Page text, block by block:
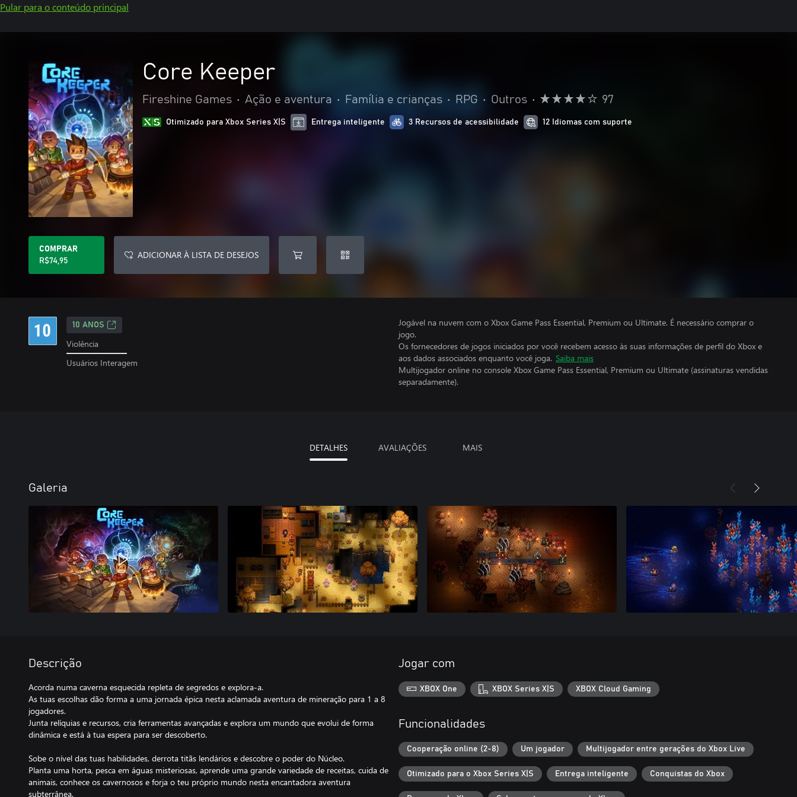
Pular para o conteúdo principal
Core Keeper
Fireshine Games • Ação e aventura • Família e crianças • RPG • Outros • 97
Otimizado para Xbox Series X|S Entrega inteligente 3 Recursos de acessibilidade 12 Idiomas com suporte
COMPRAR
R$74,95
ADICIONAR À LISTA DE DESEJOS
10 ANOS
Violência
Usuários Interagem
Jogável na nuvem com o Xbox Game Pass Essential, Premium ou Ultimate. É necessário comprar o
jogo.
Os fornecedores de jogos iniciados por você recebem acesso às suas informações de perfil do Xbox e
aos dados associados enquanto você joga. Saiba mais
Multijogador online no console Xbox Game Pass Essential, Premium ou Ultimate (assinaturas vendidas
separadamente).
DETALHES AVALIAÇÕES MAIS
Galeria
Descrição
Acorda numa caverna esquecida repleta de segredos e explora-a.
As tuas escolhas dão forma a uma jornada épica nesta aclamada aventura de mineração para 1 a 8
jogadores.
Junta relíquias e recursos, cria ferramentas avançadas e explora um mundo que evolui de forma
dinâmica e está à tua espera para ser descoberto.
Sobe o nível das tuas habilidades, derrota titãs lendários e descobre o poder do Núcleo.
Planta uma horta, pesca em águas misteriosas, aprende uma grande variedade de receitas, cuida de
animais, conhece os cavernosos e forja o teu próprio mundo nesta encantadora aventura
subterrânea.
Jogar com
XBOX One XBOX Series X|S XBOX Cloud Gaming
Funcionalidades
Cooperação online (2-8) Um jogador Multijogador entre gerações do Xbox Live
Otimizado para o Xbox Series X|S Entrega inteligente Conquistas do Xbox